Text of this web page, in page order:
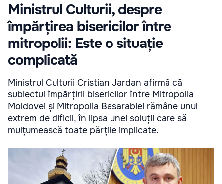
Ministrul Culturii, despre
împărțirea bisericilor între
mitropolii: Este o situație
complicată
Ministrul Culturii Cristian Jardan afirmă că
subiectul împărțirii bisericilor între Mitropolia
Moldovei și Mitropolia Basarabiei rămâne unul
extrem de dificil, în lipsa unei soluții care să
mulțumească toate părțile implicate.